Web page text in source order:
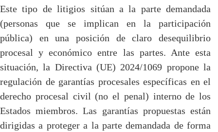
Este tipo de litigios sitúan a la parte demandada
(personas que se implican en la participación
pública) en una posición de claro desequilibrio
procesal y económico entre las partes. Ante esta
situación, la Directiva (UE) 2024/1069 propone la
regulación de garantías procesales específicas en el
derecho procesal civil (no el penal) interno de los
Estados miembros. Las garantías propuestas están
dirigidas a proteger a la parte demandada de forma